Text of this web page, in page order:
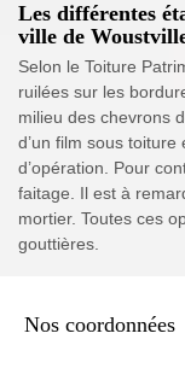
Les différentes
ville de
Selon le Toiture
ruilées sur les
milieu des chevrons
d’un film sous
d’opération. Pour
faitage. Il est à
mortier. Toutes ces
gouttières.
Nos coordonnées